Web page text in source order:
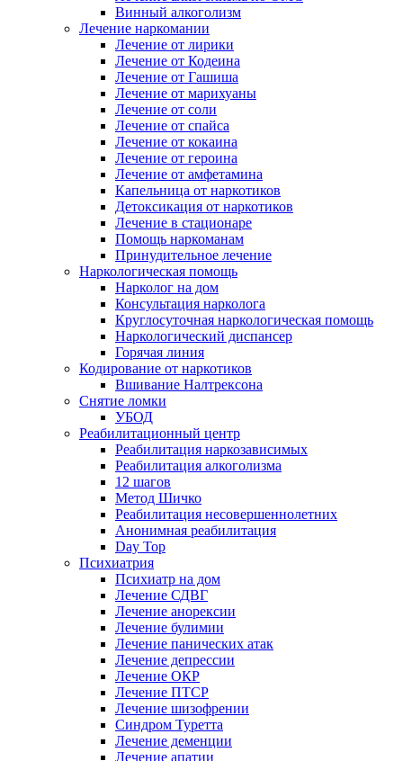
Винный алкоголизм
Лечение наркомании
Лечение от лирики
Лечение от Кодеина
Лечение от Гашиша
Лечение от марихуаны
Лечение от соли
Лечение от спайса
Лечение от кокаина
Лечение от героина
Лечение от амфетамина
Капельница от наркотиков
Детоксикация от наркотиков
Лечение в стационаре
Помощь наркоманам
Принудительное лечение
Наркологическая помощь
Нарколог на дом
Консультация нарколога
Круглосуточная наркологическая помощь
Наркологический диспансер
Горячая линия
Кодирование от наркотиков
Вшивание Налтрексона
Снятие ломки
УБОД
Реабилитационный центр
Реабилитация наркозависимых
Реабилитация алкоголизма
12 шагов
Метод Шичко
Реабилитация несовершеннолетних
Анонимная реабилитация
Day Top
Психиатрия
Психиатр на дом
Лечение СДВГ
Лечение анорексии
Лечение булимии
Лечение панических атак
Лечение депрессии
Лечение ОКР
Лечение ПТСР
Лечение шизофрении
Синдром Туретта
Лечение деменции
Лечение апатии